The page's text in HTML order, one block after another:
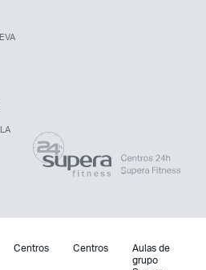
Centros Centros
Aulas de
grupo